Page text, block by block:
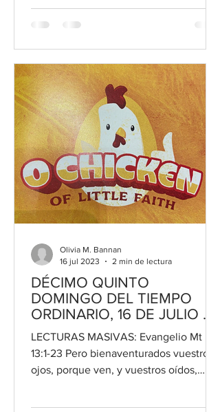
DÉCIMO QUINTO
DOMINGO DEL TIEMPO
ORDINARIO, 16 DE JULIO DE
2023
LECTURAS MASIVAS: Evangelio Mt
13:1-23 Pero bienaventurados vuestros
ojos, porque ven, y vuestros oídos,
Olivia M. Bannan
16 jul 2023
2 min de lectura